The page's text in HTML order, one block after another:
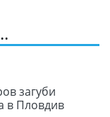
загуби
в Пловдив